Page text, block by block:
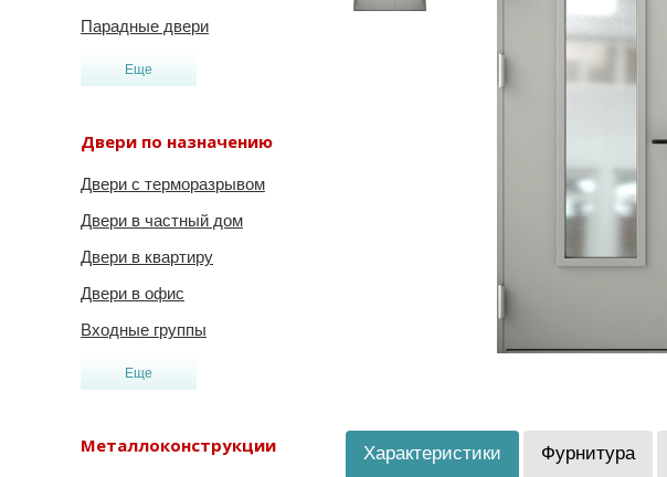
Парадные двери
Еще
Двери по назначению
Двери с терморазрывом
Двери в частный дом
Двери в квартиру
Двери в офис
Входные группы
Еще
Металлоконструкции Характеристики Фурнитура